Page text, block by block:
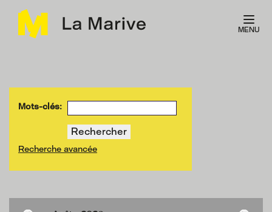
MENU
Mots-clés:
Recherche avancée